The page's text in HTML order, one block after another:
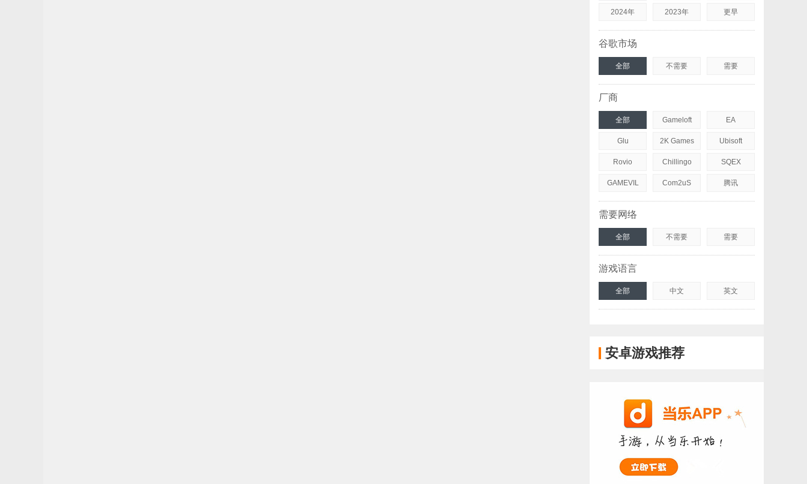
2024年 2023年 更早
谷歌市场
全部 不需要 需要
厂商
全部 Gameloft EA
Glu 2K Games Ubisoft
Rovio Chillingo SQEX
GAMEVIL Com2uS 腾讯
需要网络
全部 不需要 需要
游戏语言
全部 中文 英文
安卓游戏推荐